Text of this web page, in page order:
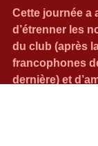
Cette journée a
d’étrenner les
du club (après
francophones
dernière) et